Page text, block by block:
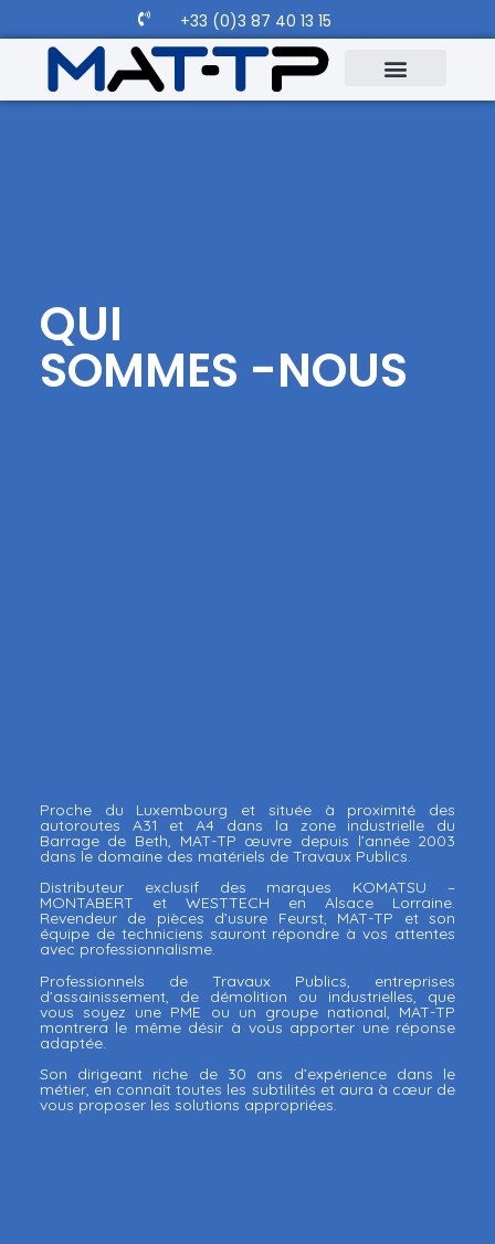
+33 (0)3 87 40 13 15
QUI
SOMMES -NOUS
Proche du Luxembourg et située à proximité des
autoroutes A31 et A4 dans la zone industrielle du
Barrage de Beth, MAT-TP œuvre depuis l’année 2003
dans le domaine des matériels de Travaux Publics.
Distributeur exclusif des marques KOMATSU –
MONTABERT et WESTTECH en Alsace Lorraine.
Revendeur de pièces d’usure Feurst, MAT-TP et son
équipe de techniciens sauront répondre à vos attentes
avec professionnalisme.
Professionnels de Travaux Publics, entreprises
d’assainissement, de démolition ou industrielles, que
vous soyez une PME ou un groupe national, MAT-TP
montrera le même désir à vous apporter une réponse
adaptée.
Son dirigeant riche de 30 ans d’expérience dans le
métier, en connaît toutes les subtilités et aura à cœur de
vous proposer les solutions appropriées.